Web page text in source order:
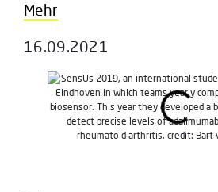
Mehr
16.09.2021